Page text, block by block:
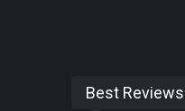
Best Reviews